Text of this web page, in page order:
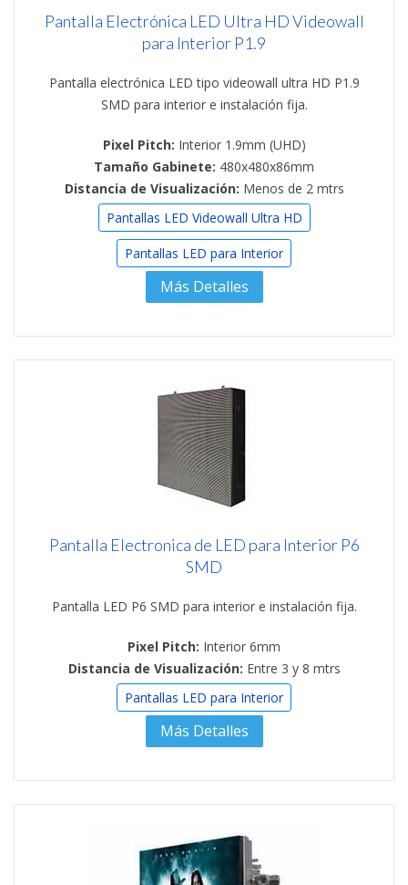
Pantalla Electrónica LED Ultra HD Videowall
para Interior P1.9
Pantalla electrónica LED tipo videowall ultra HD P1.9
SMD para interior e instalación fija.
Pixel Pitch: Interior 1.9mm (UHD)
Tamaño Gabinete: 480x480x86mm
Distancia de Visualización: Menos de 2 mtrs
Pantallas LED Videowall Ultra HD
Pantallas LED para Interior
Más Detalles
Pantalla Electronica de LED para Interior P6
SMD
Pantalla LED P6 SMD para interior e instalación fija.
Pixel Pitch: Interior 6mm
Distancia de Visualización: Entre 3 y 8 mtrs
Pantallas LED para Interior
Más Detalles